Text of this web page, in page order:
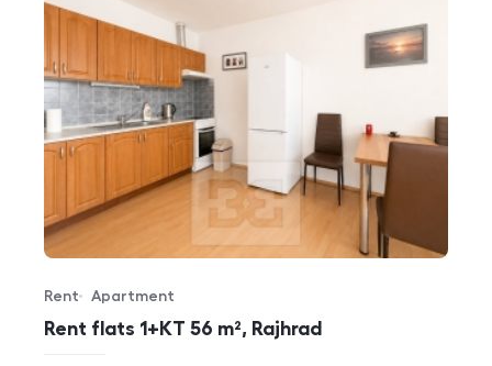
Rent flats 1+KT 56 m², Rajhrad
Offer type
Rent
Property type
Apartment